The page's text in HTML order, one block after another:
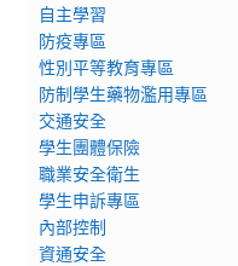
自主學習
防疫專區
性別平等教育專區
防制學生藥物濫用專區
交通安全
學生團體保險
職業安全衛生
學生申訴專區
內部控制
資通安全